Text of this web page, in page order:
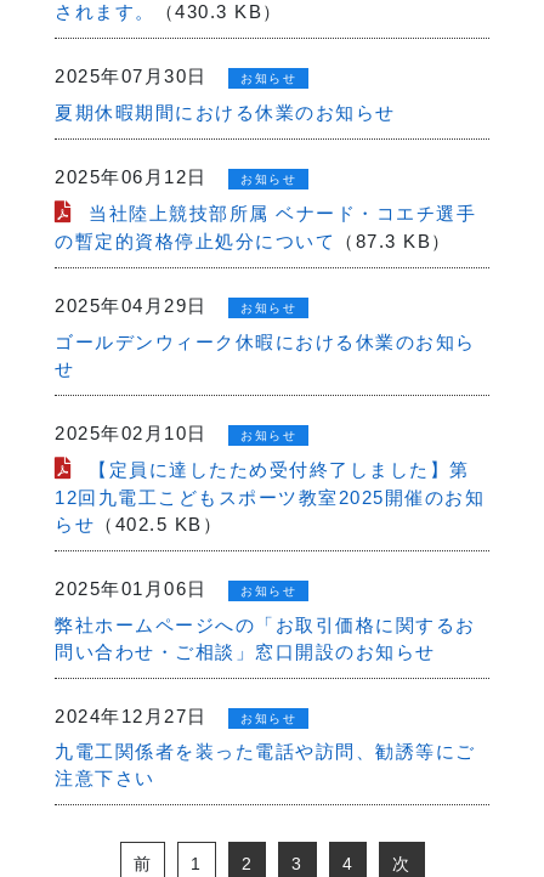
されます。
（430.3 KB）
2025年07月30日 お知らせ
夏期休暇期間における休業のお知らせ
2025年06月12日 お知らせ
当社陸上競技部所属 ベナード・コエチ選手
の暫定的資格停止処分について
（87.3 KB）
2025年04月29日 お知らせ
ゴールデンウィーク休暇における休業のお知ら
せ
2025年02月10日 お知らせ
【定員に達したため受付終了しました】第
12回九電工こどもスポーツ教室2025開催のお知
らせ （402.5 KB）
2025年01月06日 お知らせ
弊社ホームページへの「お取引価格に関するお
問い合わせ・ご相談」窓口開設のお知らせ
2024年12月27日 お知らせ
九電工関係者を装った電話や訪問、勧誘等にご
注意下さい
前 1 2 3 4 次